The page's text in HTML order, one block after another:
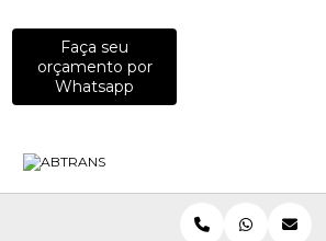
Faça seu
orçamento por
Whatsapp